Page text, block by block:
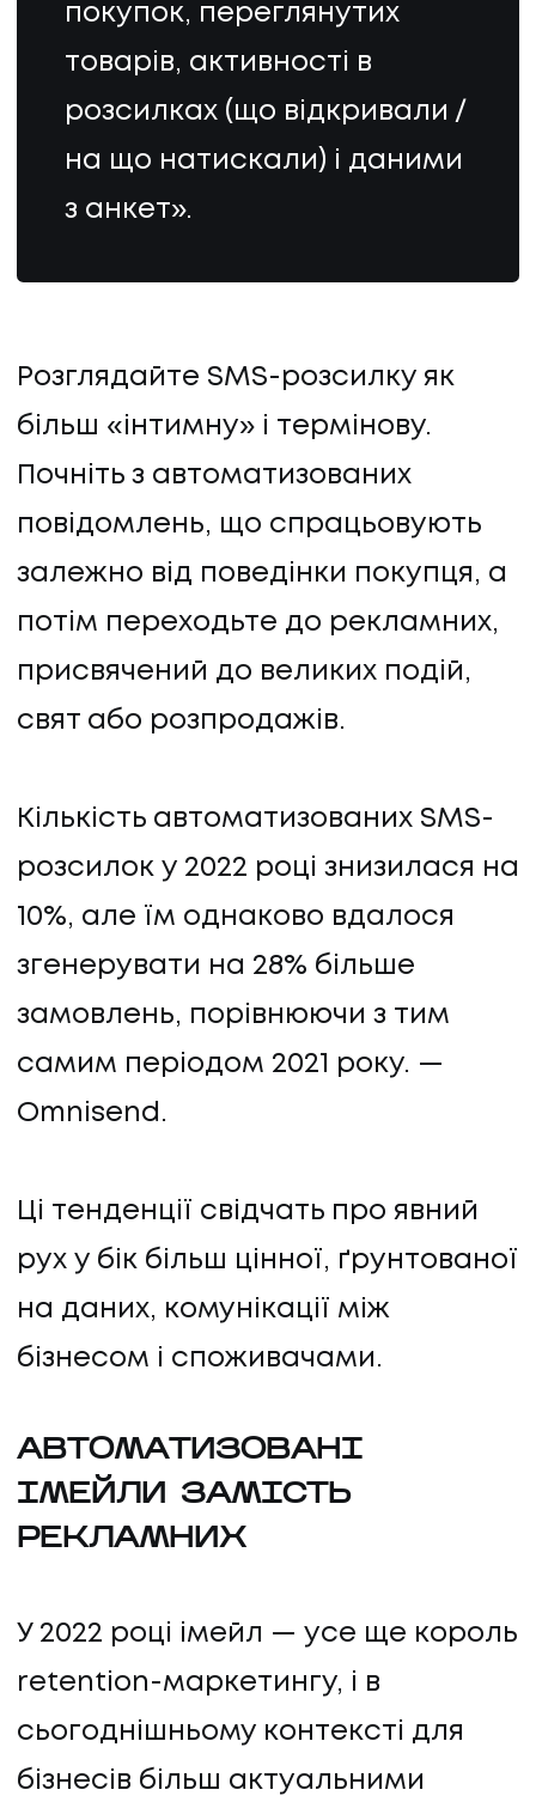
покупок, переглянутих
товарів, активності в
розсилках (що відкривали /
на що натискали) і даними
з анкет».
Розглядайте SMS-розсилку як
більш «інтимну» і термінову.
Почніть з автоматизованих
повідомлень, що спрацьовують
залежно від поведінки покупця, а
потім переходьте до рекламних,
присвячений до великих подій,
свят або розпродажів.
Кількість автоматизованих SMS-
розсилок у 2022 році знизилася на
10%, але їм однаково вдалося
згенерувати на 28% більше
замовлень, порівнюючи з тим
самим періодом 2021 року. —
Omnisend.
Ці тенденції свідчать про явний
рух у бік більш цінної, ґрунтованої
на даних, комунікації між
бізнесом і споживачами.
АВТОМАТИЗОВАНІ
ІМЕЙЛИ ЗАМІСТЬ
РЕКЛАМНИХ
У 2022 році імейл — усе ще король
retention-маркетингу, і в
сьогоднішньому контексті для
бізнесів більш актуальними